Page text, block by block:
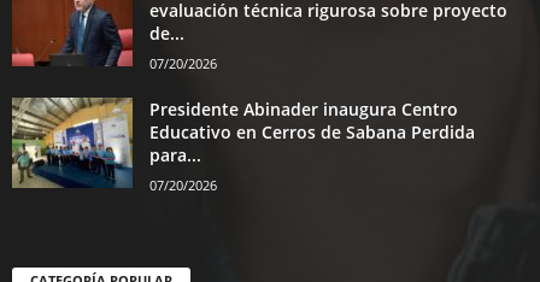
evaluación técnica rigurosa sobre proyecto
de...
07/20/2026
Presidente Abinader inaugura Centro
Educativo en Cerros de Sabana Perdida
para...
07/20/2026